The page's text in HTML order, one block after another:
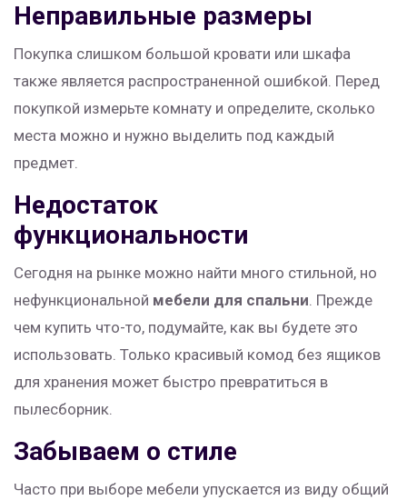
Неправильные размеры
Покупка слишком большой кровати или шкафа
также является распространенной ошибкой. Перед
покупкой измерьте комнату и определите, сколько
места можно и нужно выделить под каждый
предмет.
Недостаток
функциональности
Сегодня на рынке можно найти много стильной, но
нефункциональной мебели для спальни. Прежде
чем купить что-то, подумайте, как вы будете это
использовать. Только красивый комод без ящиков
для хранения может быстро превратиться в
пылесборник.
Забываем о стиле
Часто при выборе мебели упускается из виду общий